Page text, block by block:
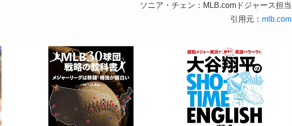
ソニア・チェン：MLB.comドジャース担当
引用元： mlb.com